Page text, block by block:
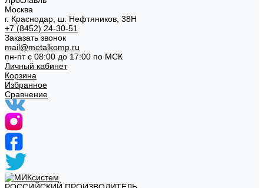
Москва
г. Краснодар, ш. Нефтяников, 38Н
+7 (8452) 24-30-51
Заказать звонок
mail@metalkomp.ru
пн-пт с 08:00 до 17:00 по МСК
Личный кабинет
Корзина
Избранное
Сравнение